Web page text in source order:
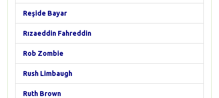
Reşide Bayar
Rızaeddin Fahreddin
Rob Zombie
Rush Limbaugh
Ruth Brown